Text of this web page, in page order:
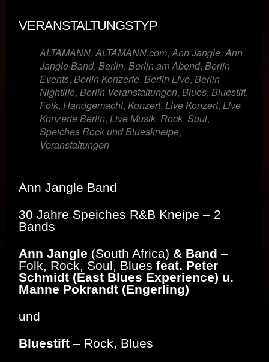
VERANSTALTUNGSTYP
ALTAMANN,ALTAMANN.com,Ann Jangle,Ann
Jangle Band, Berlin, Berlin am Abend, Berlin
Events, Berlin Konzerte, Berlin Live, Berlin
Nightlife, Berlin Veranstaltungen, Blues, Bluestift,
Folk, Handgemacht, Konzert, Live Konzert, Live
Konzerte Berlin, Live Musik, Rock, Soul,
Speiches Rock und Blueskneipe,
Veranstaltungen
Ann Jangle Band
30 Jahre Speiches R&B Kneipe – 2
Bands
Ann Jangle (South Africa) & Band –
Folk, Rock, Soul, Blues feat. Peter
Schmidt (East Blues Experience) u.
Manne Pokrandt (Engerling)
und
Bluestift – Rock, Blues